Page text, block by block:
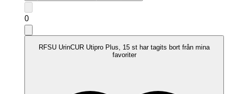
0
RFSU UrinCUR Utipro Plus, 15 st har tagits bort från mina
favoriter